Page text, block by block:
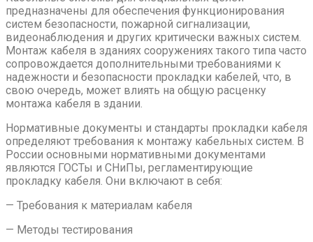
предназначены для обеспечения функционирования
систем безопасности, пожарной сигнализации,
видеонаблюдения и других критически важных систем.
Монтаж кабеля в зданиях сооружениях такого типа часто
сопровождается дополнительными требованиями к
надежности и безопасности прокладки кабелей, что, в
свою очередь, может влиять на общую расценку
монтажа кабеля в здании.
Нормативные документы и стандарты прокладки кабеля
определяют требования к монтажу кабельных систем. В
России основными нормативными документами
являются ГОСТы и СНиПы, регламентирующие
прокладку кабеля. Они включают в себя:
— Требования к материалам кабеля
— Методы тестирования